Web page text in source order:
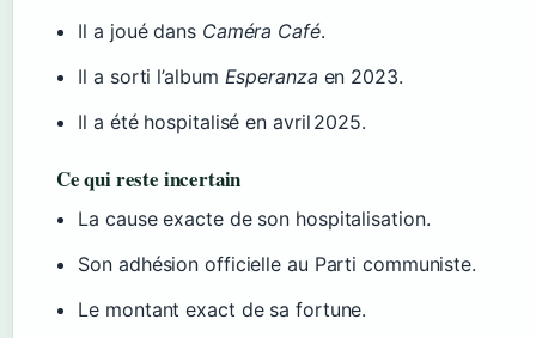
Il a joué dans Caméra Café.
Il a sorti l’album Esperanza en 2023.
Il a été hospitalisé en avril 2025.
Ce qui reste incertain
La cause exacte de son hospitalisation.
Son adhésion officielle au Parti communiste.
Le montant exact de sa fortune.